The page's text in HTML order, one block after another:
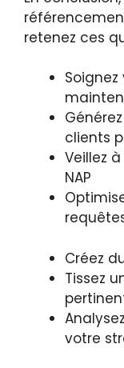
retenez ces
clients
Veillez
NAP
Créez
Tissez
votre